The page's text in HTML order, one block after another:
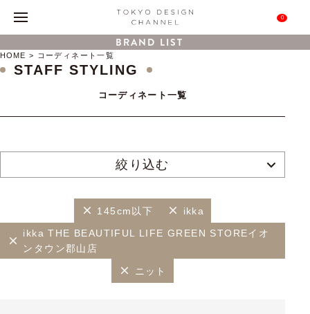
0
BRAND LIST
HOME コーディネート一覧
STAFF STYLING
コーディネート一覧
絞り込む
145cm以下 ikka
ikka THE BEAUTIFUL LIFE GREEN STOREイオ
ンタウン郡山店
ニット